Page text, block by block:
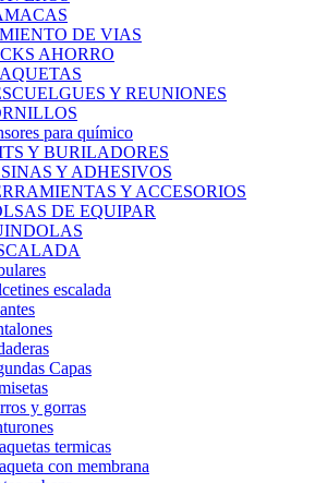
DE VIAS
AHORRO
Y REUNIONES
para químico
Y BURILADORES
Y ADHESIVOS
Y ACCESORIOS
DE EQUIPAR
escalada
Capas
y gorras
termicas
con membrana